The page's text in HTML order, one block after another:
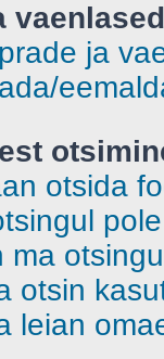
vaenlased
ja
otsida
ma
otsin
leian